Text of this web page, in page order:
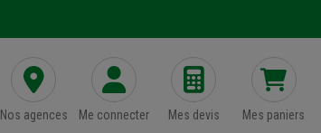
Nos agences Me connecter Mes devis Mes paniers